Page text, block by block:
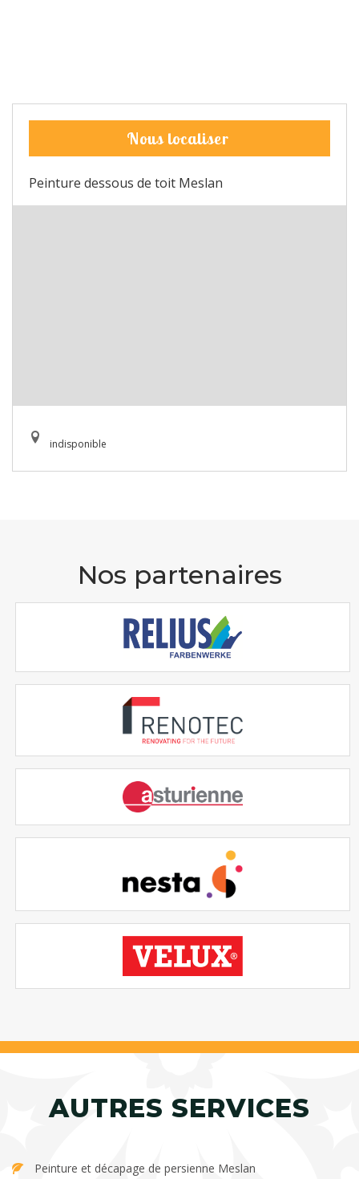
Nous localiser
Peinture dessous de toit Meslan
indisponible
Nos partenaires
AUTRES SERVICES
Peinture et décapage de persienne Meslan